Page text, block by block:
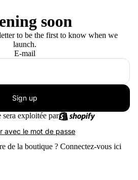
soon
to be the first to know when we
launch.
E-mail
Sign up
exploitée par
avec le mot de passe
de la boutique ? Connectez-vous ici